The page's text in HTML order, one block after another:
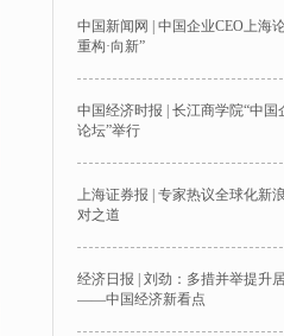
中国新闻网 | 中国企业CEO上海
重构·向新”
中国经济时报 | 长江商学院“中国
论坛”举行
上海证券报 | 专家热议全球化新
对之道
经济日报 | 刘劲：多措并举提升
——中国经济新看点